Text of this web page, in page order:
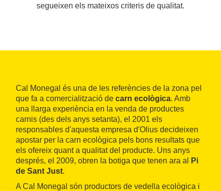
segueixen els mateixos criteris de qualitat.
Cal Monegal és una de les referències de la zona pel
que fa a comercialització de carn ecològica. Amb
una llarga experiència en la venda de productes
carnis (des dels anys setanta), el 2001 els
responsables d'aquesta empresa d'Olius decideixen
apostar per la carn ecològica pels bons resultats que
els ofereix quant a qualitat del producte. Uns anys
després, el 2009, obren la botiga que tenen ara al
Pi
de Sant Just.
A Cal Monegal són productors de vedella ecològica i